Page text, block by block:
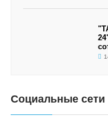
Социальные сети